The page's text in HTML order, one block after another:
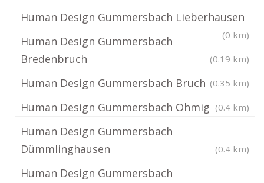
Human Design Gummersbach Lieberhausen
(0 km)
Human Design Gummersbach
Bredenbruch
(0.19 km)
Human Design Gummersbach Bruch (0.35 km)
Human Design Gummersbach Ohmig (0.4 km)
Human Design Gummersbach
Dümmlinghausen
(0.4 km)
Human Design Gummersbach